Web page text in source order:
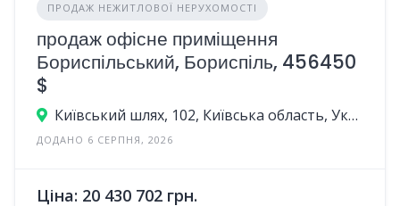
ПРОДАЖ НЕЖИТЛОВОЇ НЕРУХОМОСТІ
продаж офісне приміщення
Бориспільський, Бориспіль, 456450
$
Київський шлях, 102, Київська область, Україна
ДОДАНО 6 СЕРПНЯ, 2026
Ціна: 20 430 702 грн.